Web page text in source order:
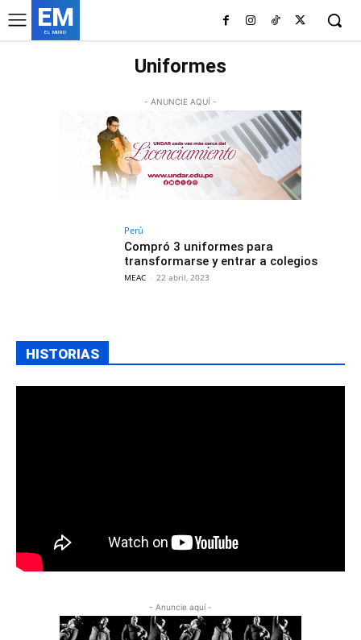
EM
EL MURO
Uniformes
- ANUNCIE AQUÍ -
Perú
Compró 3 uniformes para
transformarse y entrar a colegios
MEAC - 22 abril, 2023
HISTORIAS
- Anuncie aquí -